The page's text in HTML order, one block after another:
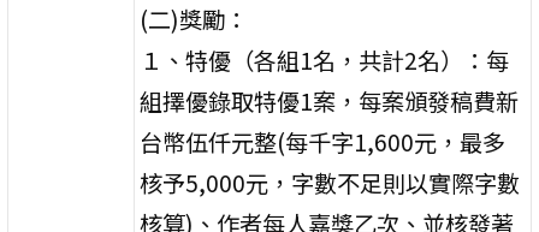
(二)獎勵：
１、特優（各組1名，共計2名）：每
組擇優錄取特優1案，每案頒發稿費新
台幣伍仟元整(每千字1,600元，最多
核予5,000元，字數不足則以實際字數
核算)、作者每人嘉獎乙次、並核發著